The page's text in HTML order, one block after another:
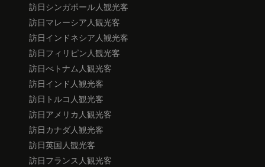
訪日シンガポール人観光客
訪日マレーシア人観光客
訪日インドネシア人観光客
訪日フィリピン人観光客
訪日べトナム人観光客
訪日インド人観光客
訪日トルコ人観光客
訪日アメリカ人観光客
訪日カナダ人観光客
訪日英国人観光客
訪日フランス人観光客